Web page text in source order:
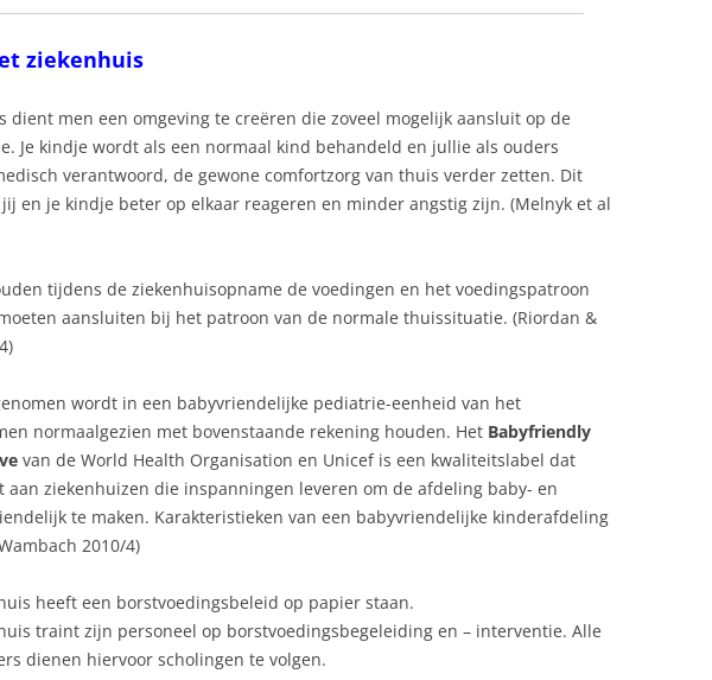
ziekenhuis
dient men een omgeving te creëren die zoveel mogelijk aansluit op de
Je kindje wordt als een normaal kind behandeld en jullie als ouders
verantwoord, de gewone comfortzorg van thuis verder zetten. Dit
en je kindje beter op elkaar reageren en minder angstig zijn. (Melnyk et al
tijdens de ziekenhuisopname de voedingen en het voedingspatroon
aansluiten bij het patroon van de normale thuissituatie. (Riordan &
wordt in een babyvriendelijke pediatrie-eenheid van het
normaalgezien met bovenstaande rekening houden. Het Babyfriendly
van de World Health Organisation en Unicef is een kwaliteitslabel dat
aan ziekenhuizen die inspanningen leveren om de afdeling baby- en
te maken. Karakteristieken van een babyvriendelijke kinderafdeling
2010/4)
heeft een borstvoedingsbeleid op papier staan.
traint zijn personeel op borstvoedingsbegeleiding en – interventie. Alle
dienen hiervoor scholingen te volgen.